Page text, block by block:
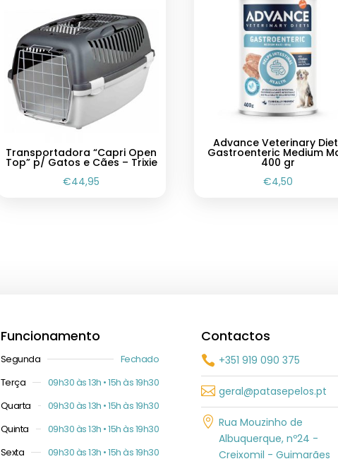
Transportadora “Capri Open
Top” p/ Gatos e Cães – Trixie
€44,95
Advance Veterinary
Gastroenteric Medium
400 gr
€4,50
Funcionamento
Segunda
Fechado
Terça
09h30 às 13h • 15h às 19h30
Quarta
09h30 às 13h • 15h às 19h30
Quinta
09h30 às 13h • 15h às 19h30
Sexta
09h30 às 13h • 15h às 19h30
Contactos
 +351 919 090 375
 geral@patasepelos.pt
 Rua Mouzinho de
Albuquerque, nº24 -
Creixomil - Guimarães